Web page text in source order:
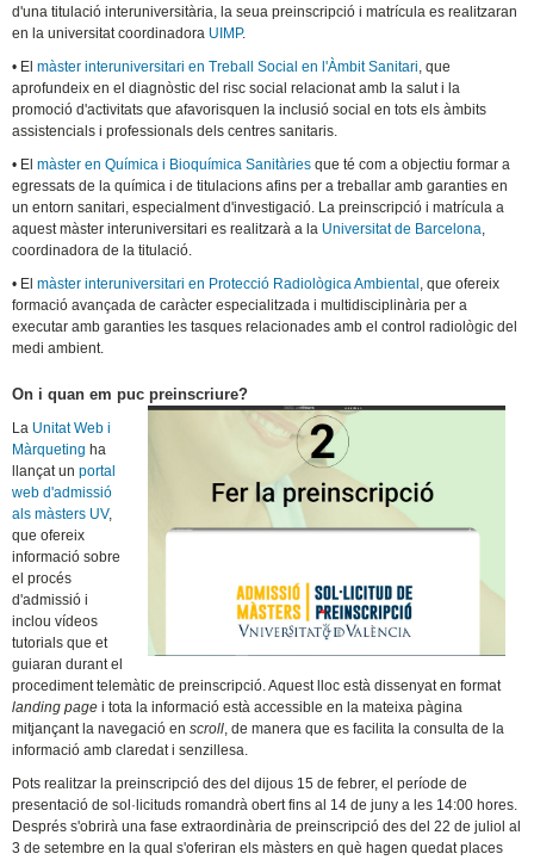
d'una titulació interuniversitària, la seua preinscripció i matrícula es realitzaran
en la universitat coordinadora UIMP.
• Elmàster interuniversitari en Treball Social en l'Àmbit Sanitari , que
aprofundeix en el diagnòstic del risc social relacionat amb la salut i la
promoció d'activitats que afavorisquen la inclusió social en tots els àmbits
assistencials i professionals dels centres sanitaris.
• Elmàster en Química i Bioquímica Sanitàries que té com a objectiu formar a
egressats de la química i de titulacions afins per a treballar amb garanties en
un entorn sanitari, especialment d'investigació. La preinscripció i matrícula a
aquest màster interuniversitari es realitzarà a la Universitat de Barcelona
coordinadora de la titulació.
• Elmàster interuniversitari en Protecció Radiològica Ambiental , que ofereix
formació avançada de caràcter especialitzada i multidisciplinària per a
executar amb garanties les tasques relacionades amb el control radiològic del
medi ambient.
On i quan em puc preinscriure?
La Unitat Web i
Màrqueting ha
llançat un portal
web d'admissió
als màsters UV,
que ofereix
informació sobre
el procés
d'admissió i
inclou vídeos
tutorials que et
guiaran durant el
procediment telemàtic de preinscripció. Aquest lloc està dissenyat en format
landing page i tota la informació està accessible en la mateixa pàgina
mitjançant la navegació en scroll, de manera que es facilita la consulta de la
informació amb claredat i senzillesa.
Pots realitzar la preinscripció des del dijous 15 de febrer, el període de
presentació de sol·licituds romandrà obert fins al 14 de juny a les 14:00 hores.
Després s'obrirà una fase extraordinària de preinscripció des del 22 de juliol al
3 de setembre en la qual s'oferiran els màsters en què hagen quedat places